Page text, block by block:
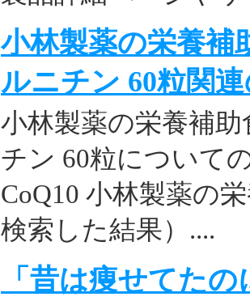
小林製薬の栄養補
ルニチン 60粒関
小林製薬の栄養補
チン 60粒について
CoQ10 小林製薬の
検索した結果）....
「昔は痩せてた